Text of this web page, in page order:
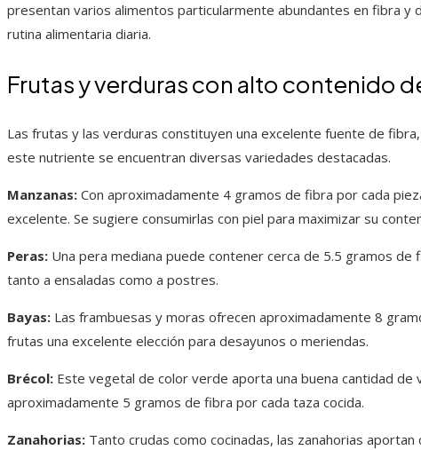
presentan varios alimentos particularmente abundantes en fibra y
rutina alimentaria diaria.
Frutas y verduras con alto contenido
Las frutas y las verduras constituyen una excelente fuente de
este nutriente se encuentran diversas variedades destacadas.
Manzanas: Con aproximadamente 4 gramos de fibra por cada
excelente. Se sugiere consumirlas con piel para maximizar su
Peras: Una pera mediana puede contener cerca de 5.5 gramos
tanto a ensaladas como a postres.
Bayas: Las frambuesas y moras ofrecen aproximadamente 8
frutas una excelente elección para desayunos o meriendas.
Brécol: Este vegetal de color verde aporta una buena cantidad de
aproximadamente 5 gramos de fibra por cada taza cocida.
Zanahorias: Tanto crudas como cocinadas, las zanahorias